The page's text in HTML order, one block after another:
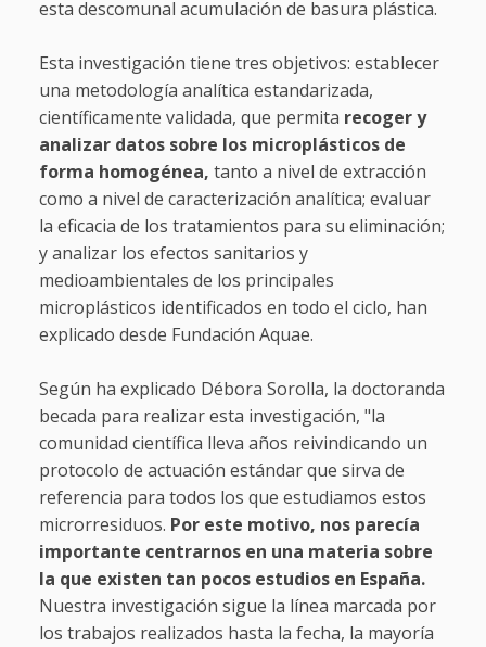
esta descomunal acumulación de basura plástica.
Esta investigación tiene tres objetivos: establecer
una metodología analítica estandarizada,
científicamente validada, que permita recoger y
analizar datos sobre los microplásticos de
forma homogénea, tanto a nivel de extracción
como a nivel de caracterización analítica; evaluar
la eficacia de los tratamientos para su eliminación;
y analizar los efectos sanitarios y
medioambientales de los principales
microplásticos identificados en todo el ciclo, han
explicado desde Fundación Aquae.
Según ha explicado Débora Sorolla, la doctoranda
becada para realizar esta investigación, "la
comunidad científica lleva años reivindicando un
protocolo de actuación estándar que sirva de
referencia para todos los que estudiamos estos
microrresiduos. Por este motivo, nos parecía
importante centrarnos en una materia sobre
la que existen tan pocos estudios en España.
Nuestra investigación sigue la línea marcada por
los trabajos realizados hasta la fecha, la mayoría